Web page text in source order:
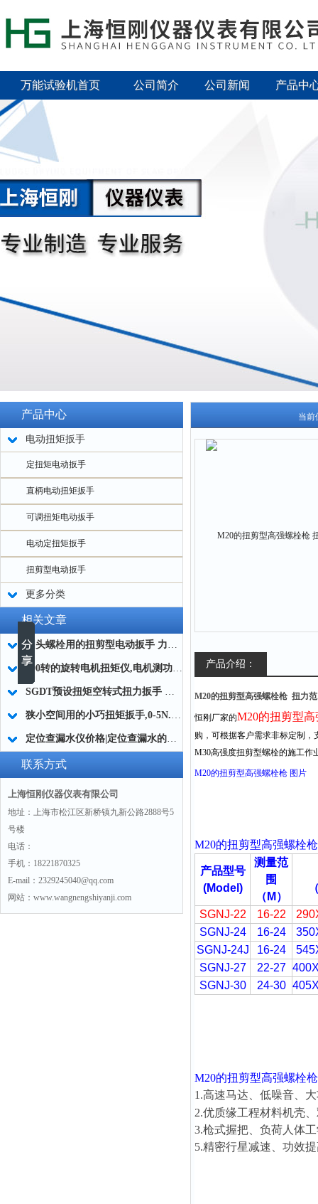
万能试验机首页 公司简介 公司新闻 产品中
产品中心
电动扭矩扳手
定扭矩电动扳手
直柄电动扭矩扳手
可调扭矩电动扳手
电动定扭矩扳手
扭剪型电动扳手
更多分类
相关文章
圆头螺栓用的扭剪型电动扳手 力矩1000N.m-2500N.m
500转的旋转电机扭矩仪,电机测功机转速转矩旋转测量仪简介
SGDT预设扭矩空转式扭力扳手 定值打滑预置式扭矩扳手
狭小空间用的小巧扭矩扳手,0-5N.m小巧扭矩扳手厂家价格
定位查漏水仪价格|定位查漏水的仪器上海价格
联系方式
上海恒刚仪器仪表有限公司
地址：上海市松江区新桥镇九新公路2888号5
号楼
电话：
手机：18221870325
E-mail：2329245040@qq.com
网站：www.wangnengshiyanji.com
当前
产品介绍：
M20的扭剪型高强螺栓枪 扭力范
恒刚厂家的M20的扭剪型
购，可根据客户需求非标定制，
M30高强度扭剪型螺栓的施工作
M20的扭剪型高强螺栓枪 图片
M20的扭剪型高强螺栓枪
产品型号
(Model)
测量范
围
（ M ）
SGNJ-22 16-22
SGNJ-24
16-24
SGNJ-24J
16-24
SGNJ-27
22-27
SGNJ-30
24-30
M20的扭剪型高强螺栓枪
1.高速马达、低噪音、
2.优质缘工程材料机壳
3.枪式握把、负荷人体
5.精密行星减速、功效